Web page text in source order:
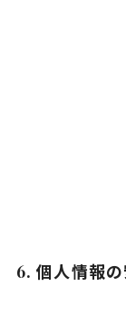
6. 個人情報